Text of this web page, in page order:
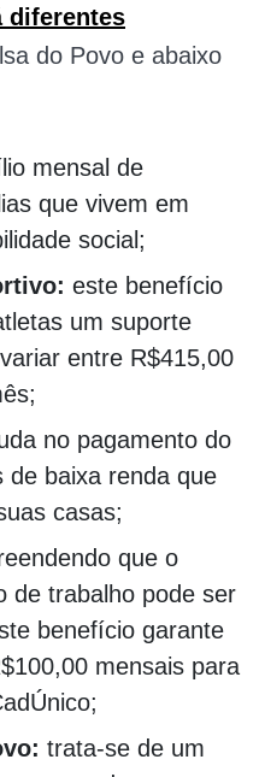
diferentes
do Povo e abaixo
mensal de
que vivem em
social;
este benefício
um suporte
entre R$415,00
no pagamento do
de baixa renda que
casas;
que o
de trabalho pode ser
benefício garante
mensais para
trata-se de um